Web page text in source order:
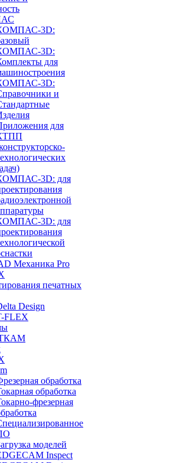
3D:
3D:
для
3D:
и
для
3D: для
3D: для
Механика Pro
печатных
Design
FLEX
обработка
обработка
фрезерная
моделей
Inspect